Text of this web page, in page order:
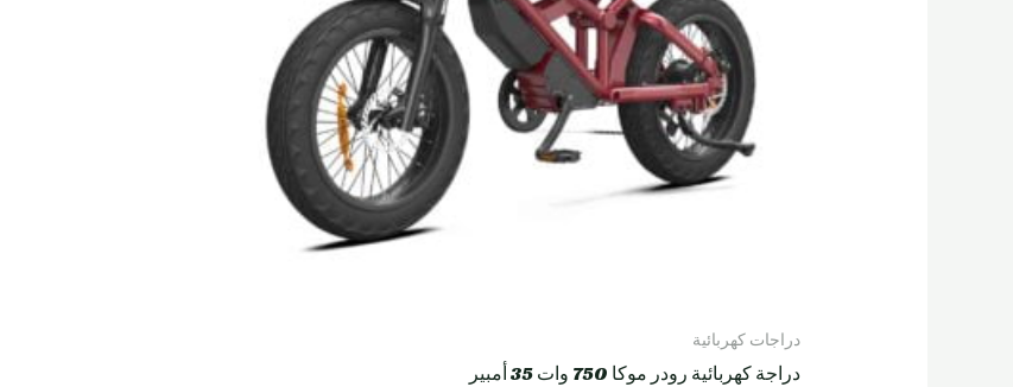
دراجات كهربائية
دراجة كهربائية رودر موكا 750 وات 35 أمبير